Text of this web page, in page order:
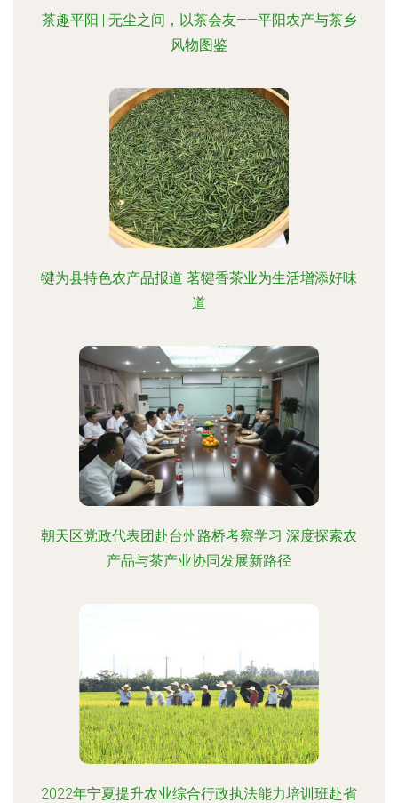
茶趣平阳 | 无尘之间，以茶会友——平阳农产与茶乡
风物图鉴
犍为县特色农产品报道 茗犍香茶业为生活增添好味
道
朝天区党政代表团赴台州路桥考察学习 深度探索农
产品与茶产业协同发展新路径
2022年宁夏提升农业综合行政执法能力培训班赴省